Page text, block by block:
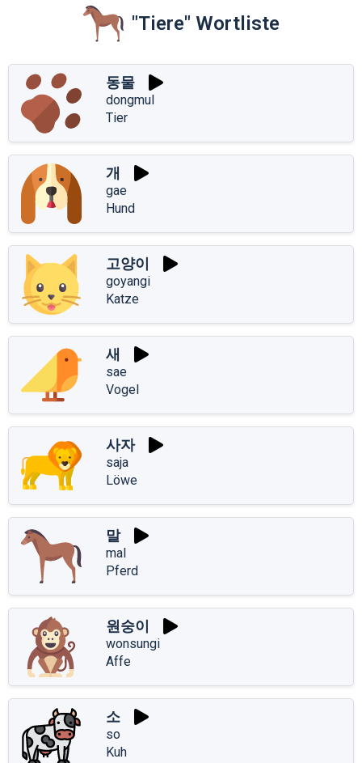
"Tiere" Wortliste
동물
dongmul
Tier
개
gae
Hund
고양이
goyangi
Katze
새
sae
Vogel
사자
saja
Löwe
말
mal
Pferd
원숭이
wonsungi
Affe
소
so
Kuh